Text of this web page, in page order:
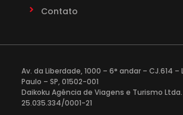
Contato
Av. da Liberdade, 1000 – 6° andar – CJ.614 –
Paulo – SP, 01502-001
Daikoku Agência de Viagens e Turismo Ltda.
25.035.334/0001-21